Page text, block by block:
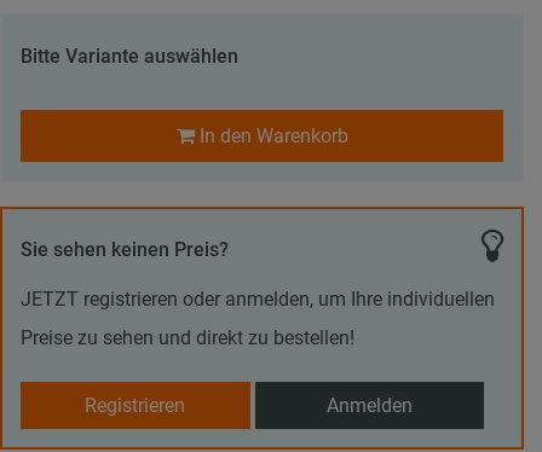
Bitte Variante auswählen
In den Warenkorb
Sie sehen keinen Preis?
JETZT registrieren oder anmelden, um Ihre individuellen
Preise zu sehen und direkt zu bestellen!
Registrieren Anmelden